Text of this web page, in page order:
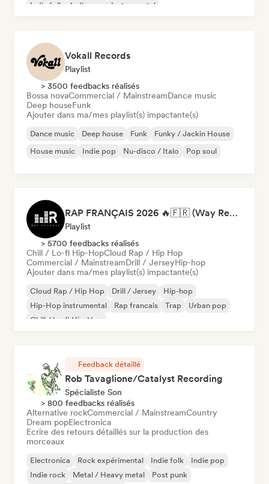
Indie folk Indie pop Instrumental
Vokall Records
Playlist
> 3500 feedbacks réalisés
Bossa novaCommercial / MainstreamDance music
Deep houseFunk
Ajouter dans ma/mes playlist(s) impactante(s)
Dance music Deep house Funk
Funky / Jackin House
House music
Indie pop Nu-disco / Italo Pop soul
RAP FRANÇAIS 2026 🔥🇫🇷 (Way Records)
Playlist
> 5700 feedbacks réalisés
Chill / Lo-fi Hip-HopCloud Rap / Hip Hop
Commercial / MainstreamDrill / JerseyHip-hop
Ajouter dans ma/mes playlist(s) impactante(s)
Cloud Rap / Hip Hop Drill / Jersey
Hip-hop
Hip-Hop instrumental
Rap francais Trap
Urban pop
Chill / Lo-fi Hip-Hop
Feedback détaillé
Rob Tavaglione/Catalyst Recording
Spécialiste Son
> 800 feedbacks réalisés
Alternative rockCommercial / MainstreamCountry
Dream popElectronica
Ecrire des retours détaillés sur la production des
morceaux
Electronica Rock expérimental Indie folk
Indie pop
Indie rock
Metal / Heavy metal
Post punk